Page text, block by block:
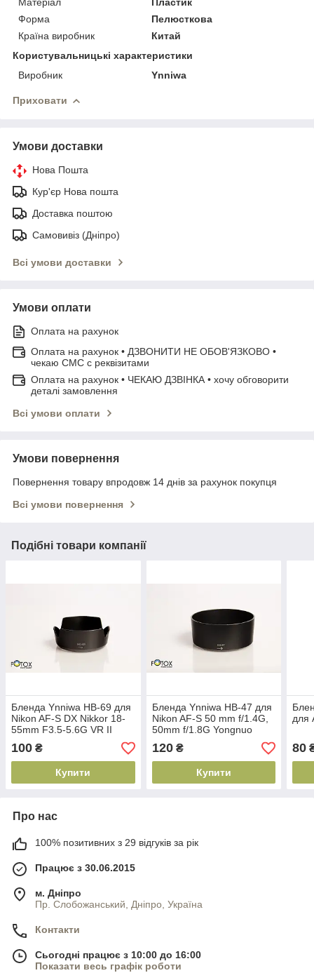
Форма
Пелюсткова
Країна виробник
Китай
Користувальницькі характеристики
Виробник
Ynniwa
Приховати
Умови доставки
Нова Пошта
Кур'єр Нова пошта
Доставка поштою
Самовивіз (Дніпро)
Всі умови доставки
Умови оплати
Оплата на рахунок
Оплата на рахунок • ДЗВОНИТИ НЕ ОБОВ'ЯЗКОВО •
чекаю СМС с реквізитами
Оплата на рахунок • ЧЕКАЮ ДЗВІНКА • хочу обговорити
деталі замовлення
Всі умови оплати
Умови повернення
Повернення товару впродовж 14 днів за рахунок покупця
Всі умови повернення
Подібні товари компанії
Бленда Ynniwa HB-69 для
Nikon AF-S DX Nikkor 18-
55mm F3.5-5.6G VR II
100 ₴
Купити
Бленда Ynniwa HB-47 для
Nikon AF-S 50 mm f/1.4G,
50mm f/1.8G Yongnuo
Yn50mm F/1.8G
120₴
Купити
для
80
Про нас
100% позитивних з 29 відгуків за рік
Працює з 30.06.2015
м. Дніпро
Пр. Слобожанський, Дніпро, Україна
Контакти
Сьогодні працює з 10:00 до 16:00
Показати весь графік роботи